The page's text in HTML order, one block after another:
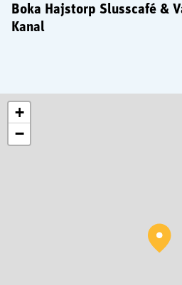
Boka Hajstorp Slusscafé &
Kanal
+
−